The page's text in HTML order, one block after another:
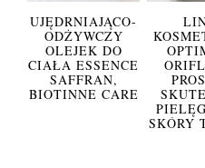
UJĘDRNIAJĄCO-
ODŻYWCZY
OLEJEK DO
CIAŁA ESSENCE
SAFFRAN,
BIOTINNE CARE
SKÓRY